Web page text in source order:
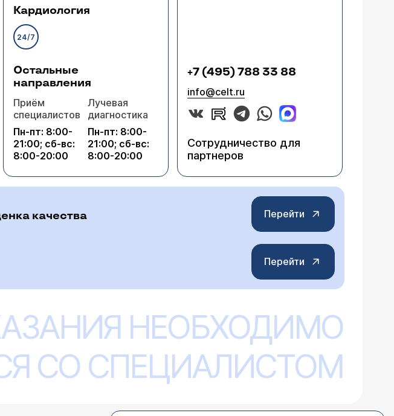
Кардиология
24/7
Остальные
направления
Приём
специалистов
Пн-пт: 8:00-
21:00; сб-вс:
8:00-20:00
Лучевая
диагностика
Пн-пт: 8:00-
21:00; сб-вс:
8:00-20:00
+7 (495) 788 33 88
info@celt.ru
Сотрудничество для
партнеров
качества Перейти
Перейти
НЕОБХОДИМО
СО СПЕЦИАЛИСТОМ